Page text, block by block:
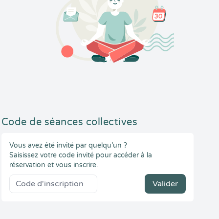
Code de séances collectives
Vous avez été invité par quelqu’un ?
Saisissez votre code invité pour accéder à la
réservation et vous inscrire.
Valider